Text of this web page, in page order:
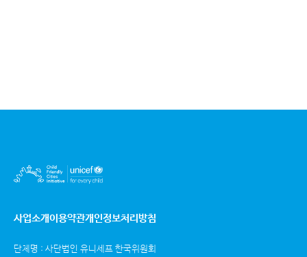
사업소개이용약관개인정보처리방침
단체명 : 사단법인 유니세프 한국위원회